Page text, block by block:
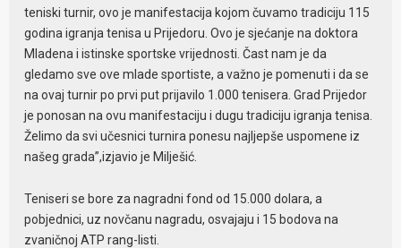
teniski turnir, ovo je manifestacija kojom čuvamo tradiciju 115
godina igranja tenisa u Prijedoru. Ovo je sjećanje na doktora
Mladena i istinske sportske vrijednosti. Čast nam je da
gledamo sve ove mlade sportiste, a važno je pomenuti i da se
na ovaj turnir po prvi put prijavilo 1.000 tenisera. Grad Prijedor
je ponosan na ovu manifestaciju i dugu tradiciju igranja tenisa.
Želimo da svi učesnici turnira ponesu najljepše uspomene iz
našeg grada”,izjavio je Milješić.
Teniseri se bore za nagradni fond od 15.000 dolara, a
pobjednici, uz novčanu nagradu, osvajaju i 15 bodova na
zvaničnoj ATP rang-listi.